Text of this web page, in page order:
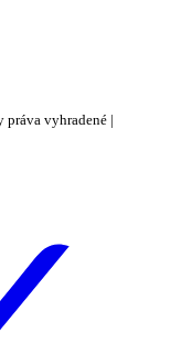
práva vyhradené |